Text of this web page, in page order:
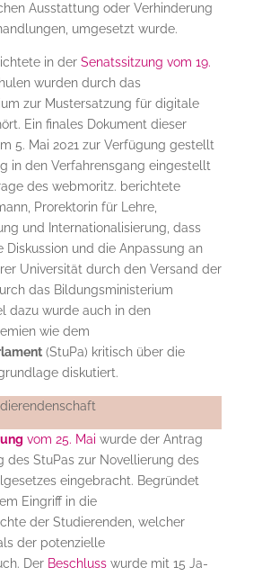
Ausstattung oder Verhinderung
umgesetzt wurde.
in der Senatssitzung vom 19.
wurden durch das
zur Mustersatzung für digitale
Ein finales Dokument dieser
5. Mai 2021 zur Verfügung gestellt
in den Verfahrensgang eingestellt
des webmoritz. berichtete
Prorektorin für Lehre,
und Internationalisierung, dass
Diskussion und die Anpassung an
Universität durch den Versand der
das Bildungsministerium
dazu wurde auch in den
wie dem
(StuPa) kritisch über die
diskutiert.
vom 25. Mai wurde der Antrag
des StuPas zur Novellierung des
eingebracht. Begründet
Eingriff in die
der Studierenden, welcher
der potenzielle
Der Beschlusswurde mit 15 Ja-